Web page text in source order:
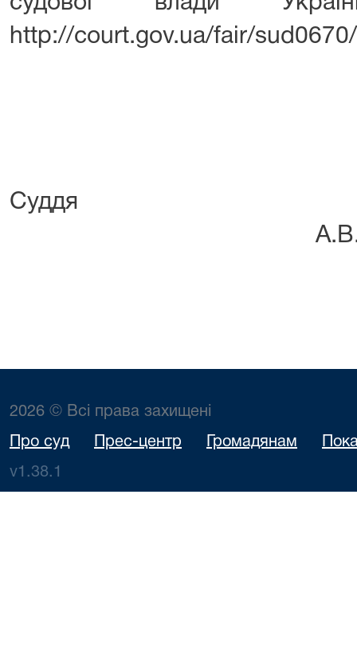
http://court.gov.ua/fair/
А.В.
2026 © Всі права захищені
Про суд Прес-центр Громадянам
v1.38.1